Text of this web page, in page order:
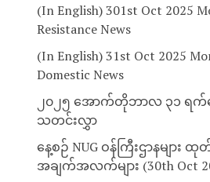
(In English) 301st Oct 2025
Resistance News
(In English) 31st Oct 2025
Domestic News
၂၀၂၅ အောက်တိုဘာလ ၃၁ ရက်
သတင်းလွှာ
နေ့စဉ် NUG ဝန်ကြီးဌာနမျာ
အချက်အလက်များ (30th Oct